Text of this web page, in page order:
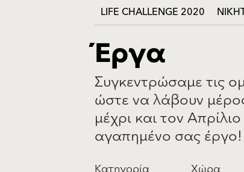
Έργα
LIFE CHALLENGE 2020
Συγκεντρώσαμε τις
ώστε να λάβουν
μέχρι και τον
αγαπημένο σας έργο!